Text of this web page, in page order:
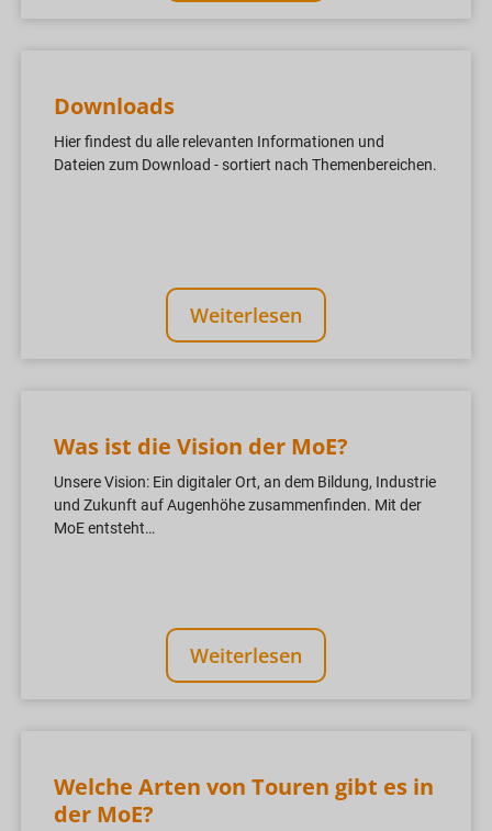
Downloads
Hier findest du alle relevanten Informationen und
Dateien zum Download - sortiert nach Themenbereichen.
Weiterlesen
Was ist die Vision der MoE?
Unsere Vision: Ein digitaler Ort, an dem Bildung, Industrie
und Zukunft auf Augenhöhe zusammenfinden. Mit der
MoE entsteht…
Weiterlesen
Welche Arten von Touren gibt es in
der MoE?